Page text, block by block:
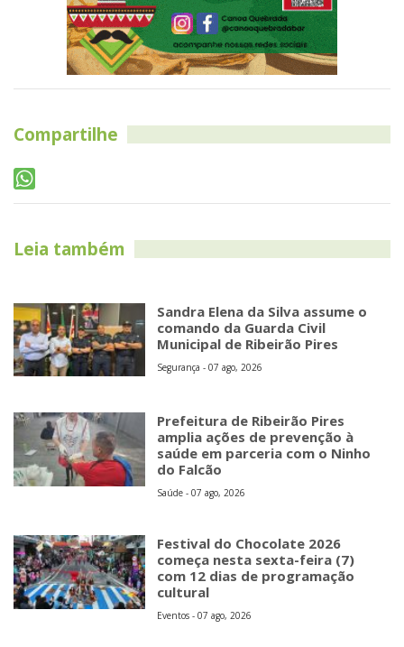
Compartilhe
Leia também
Sandra Elena da Silva assume o
comando da Guarda Civil
Municipal de Ribeirão Pires
Segurança - 07 ago, 2026
Prefeitura de Ribeirão Pires
amplia ações de prevenção à
saúde em parceria com o Ninho
do Falcão
Saúde - 07 ago, 2026
Festival do Chocolate 2026
começa nesta sexta-feira (7)
com 12 dias de programação
cultural
Eventos - 07 ago, 2026